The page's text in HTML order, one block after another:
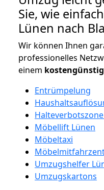
Sie, wie
Lünen nach
Wir können Ihnen
professionelles
einem
Entrümpelung
Möbellift Lünen
Möbeltaxi
Umzugshelfer
Umzugskartons